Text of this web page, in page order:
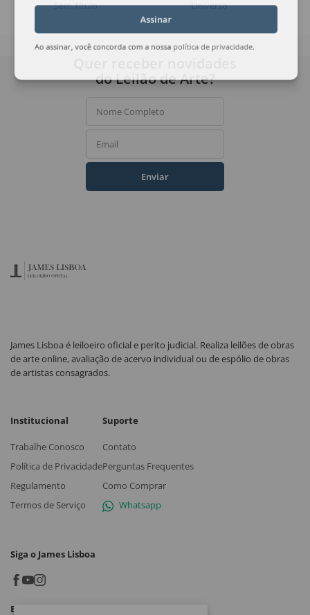
Sem Título
Universo
Assinar
Ao assinar, você concorda com a nossa política de privacidade
do Leilão de Arte?
Nome Completo
Email
Enviar
James Lisboa é leiloeiro oficial e perito judicial. Realiza leilões de obras
de arte online, avaliação de acervo individual ou de espólio de obras
de artistas consagrados.
Institucional
Trabalhe Conosco
Política de Privacidade
Regulamento
Termos de Serviço
Suporte
Contato
Perguntas Frequentes
Como Comprar
Whatsapp
Siga o James Lisboa
Baixe o App